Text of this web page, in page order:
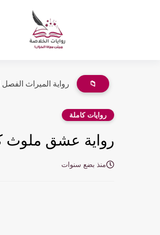
📁 رواية الميراث الفصل التاسع
روايات كاملة
رواية عشق ملوث
منذ بضع سنوات